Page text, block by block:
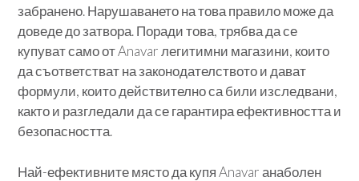
забранено. Нарушаването на това правило може да
доведе до затвора. Поради това, трябва да се
купуват само от Anavar легитимни магазини, които
да съответстват на законодателството и дават
формули, които действително са били изследвани,
както и разгледали да се гарантира ефективността и
безопасността.
Най-ефективните място да купя Anavar анаболен